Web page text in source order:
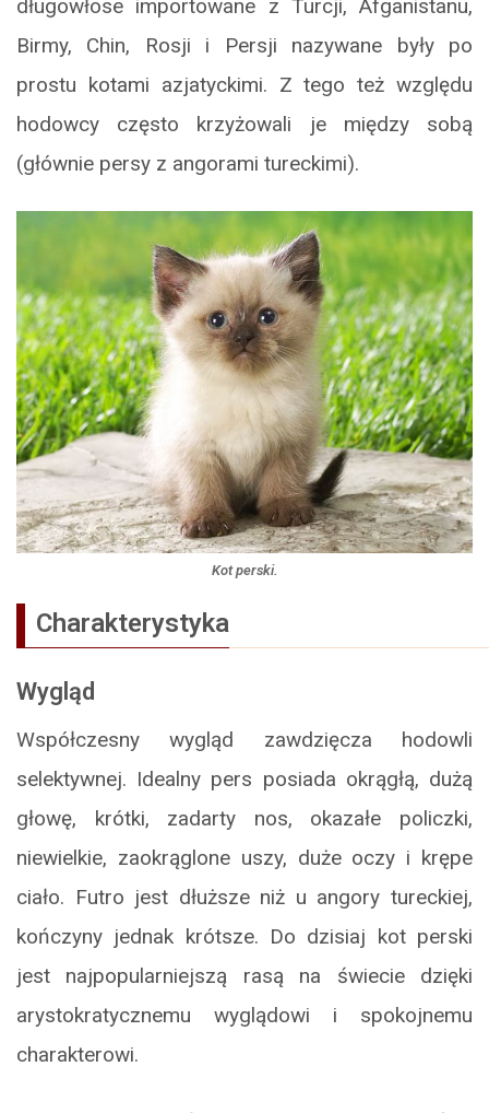
długowłose importowane z Turcji, Afganistanu,
Birmy, Chin, Rosji i Persji nazywane były po
prostu kotami azjatyckimi. Z tego też względu
hodowcy często krzyżowali je między sobą
(głównie persy z angorami tureckimi).
Kot perski.
Charakterystyka
Wygląd
Współczesny wygląd zawdzięcza hodowli
selektywnej. Idealny pers posiada okrągłą, dużą
głowę, krótki, zadarty nos, okazałe policzki,
niewielkie, zaokrąglone uszy, duże oczy i krępe
ciało. Futro jest dłuższe niż u angory tureckiej,
kończyny jednak krótsze. Do dzisiaj kot perski
jest najpopularniejszą rasą na świecie dzięki
arystokratycznemu wyglądowi i spokojnemu
charakterowi.